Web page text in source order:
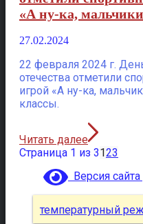
«А ну-ка,
27.02.2024
22 февраля 2024 г.
отечества отметили
игрой «А ну-ка,
классы.
Читать далее
Страница 1 из 3123
Версия
температурный